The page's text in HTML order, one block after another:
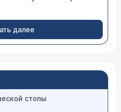
далее
стопы